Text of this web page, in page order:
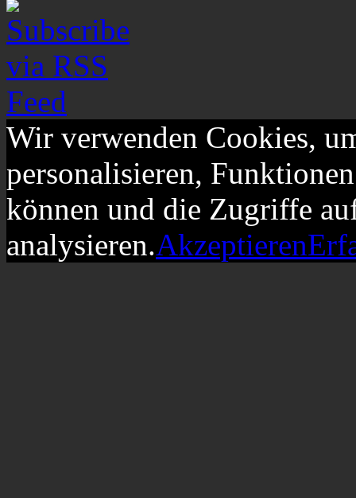
Wir verwenden Cookies,
personalisieren,
können und die Zugriffe
analysieren.Akzeptieren